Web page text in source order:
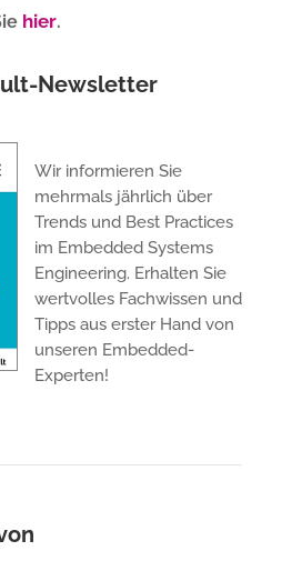
hier.
Newsletter
Wir informieren Sie
mehrmals jährlich über
Trends und Best Practices
im Embedded Systems
Engineering. Erhalten Sie
wertvolles Fachwissen und
Tipps aus erster Hand von
unseren Embedded-
Experten!